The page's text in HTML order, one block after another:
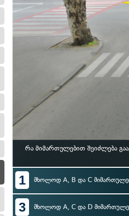
რა მიმართულებით შეიძლება
1 მხოლოდ A, B და C
3 მხოლოდ A, C და D